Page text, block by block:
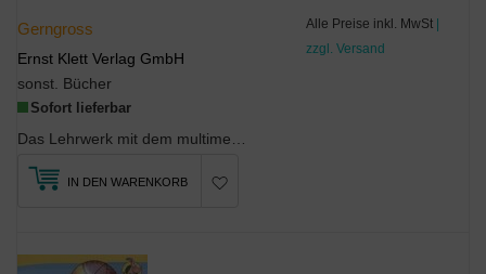
Gerngross
Ernst Klett Verlag GmbH
sonst. Bücher
Sofort lieferbar
Alle Preise inkl. MwSt |
zzgl. Versand
IN DEN WARENKORB